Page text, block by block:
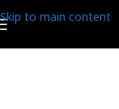
Skip to main content